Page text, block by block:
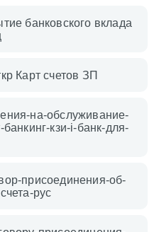
банковского вклада
Карт счетов ЗП
на-обслуживание-
кзи-i-банк-для-
присоединения-об-
рус